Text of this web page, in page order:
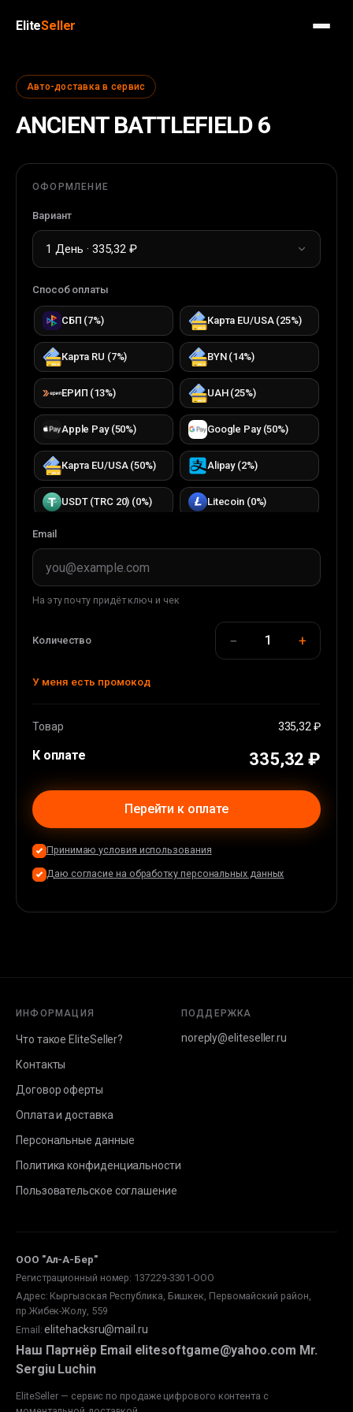
EliteSeller
Авто-доставка в сервис
ANCIENT BATTLEFIELD 6
ОФОРМЛЕНИЕ
Вариант
1 День · 335,32 ₽
Способ оплаты
СБП (7%) Карта EU/USA(25%)
Карта RU (7%) BYN(14%)
ЕРИП (13%) UAH(25%)
Apple Pay(50%) Google Pay(50%)
Карта EU/USA(50%) Alipay(2%)
USDT (TRC 20) (0%) Litecoin(0%)
TRON(0 %)
USDT (BEP 20) BUSD (BEP20)
WMT(0 %)
(44%)
Email
На эту почту придёт ключ и чек
Количество − 1 +
У меня есть промокод
Товар 335,32 ₽
К оплате 335,32 ₽
Перейти к оплате
Принимаю условия использования
Даю согласие на обработку персональных данных
ИНФОРМАЦИЯ
Что такое EliteSeller?
Контакты
Договор оферты
Оплата и доставка
Персональные данные
Политика конфиденциальности
Пользовательское соглашение
ПОДДЕРЖКА
noreply@eliteseller.ru
ООО "Ал-А-Бер"
Регистрационный номер: 137229-3301-ООО
Адрес: Кыргызская Республика, Бишкек, Первомайский район,
пр.Жибек-Жолу, 559
Email : elitehacksru@mail.ru
Наш Партнёр Email elitesoftgame@yahoo.com Mr.
Sergiu Luchin
EliteSeller — сервис по продаже цифрового контента с